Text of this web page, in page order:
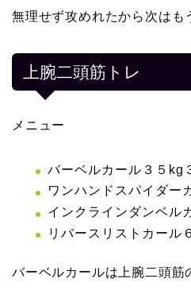
無理せず攻めれたから次はも
上腕二頭筋トレ
メニュー
バーベルカール３５kg
ワンハンドスパイダー
インクラインダンベル
リバースリストカール
バーベルカールは上腕二頭筋